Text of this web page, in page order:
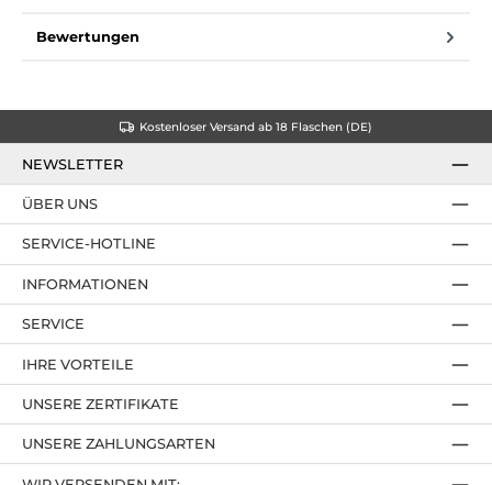
Bewertungen
Kostenloser Versand ab 18 Flaschen (DE)
NEWSLETTER
SERVICE-HOTLINE
IHRE VORTEILE
UNSERE ZAHLUNGSARTEN
ÜBER UNS
UNSERE ZERTIFIKATE
INFORMATIONEN
SERVICE